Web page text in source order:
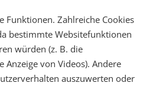
Funktionen. Zahlreiche Cookies
bestimmte Websitefunktionen
würden (z. B. die
von Videos). Andere
auszuwerten oder